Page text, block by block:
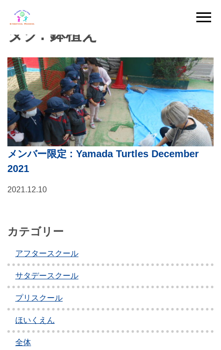
Skip
contentタグ: 鉢植え
メンバー限定 : Yamada Turtles December
2021
2021.12.10
カテゴリー
アフタースクール
サタデースクール
プリスクール
ほいくえん
全体